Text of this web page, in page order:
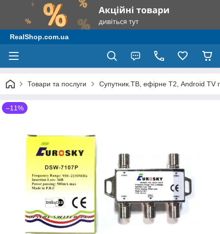
RealShop.com.ua
Товари та послуги Супутник.ТВ, ефірне Т2, Android TV
–11%